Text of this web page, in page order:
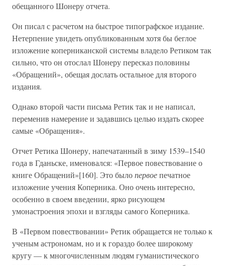
обещанного Шонеру отчета.
Он писал с расчетом на быстрое типографское издание.
Нетерпение увидеть опубликованным хотя бы беглое
изложение коперниканской системы владело Ретиком так
сильно, что он отослал Шонеру пересказ половины
«Обращений», обещая дослать остальное для второго
издания.
Однако второй части письма Ретик так и не написал,
переменив намерение и задавшись целью издать скорее
самые «Обращения».
Отчет Ретика Шонеру, напечатанный в зиму 1539–1540
года в Гданьске, именовался: «Первое повествование о
книге Обращений»[160]. Это былопервоепечатное
изложение учения Коперника. Оно очень интересно,
особенно в своем введении, ярко рисующем
умонастроения эпохи и взгляды самого Коперника.
В «Первом повествовании» Ретик обращается не только к
ученым астрономам, но и к гораздо более широкому
кругу — к многочисленным людям гуманистического